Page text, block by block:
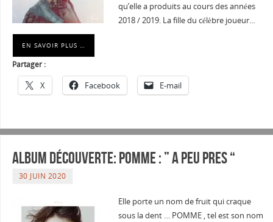
qu’elle a produits au cours des années
2018 / 2019. La fille du célèbre joueur…
EN SAVOIR PLUS …
Partager :
X Facebook E-mail
Album découverte: POMME : ” A PEU PRES “
30 JUIN 2020
Elle porte un nom de fruit qui craque
sous la dent … POMME , tel est son nom